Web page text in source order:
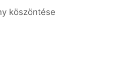
köszöntése